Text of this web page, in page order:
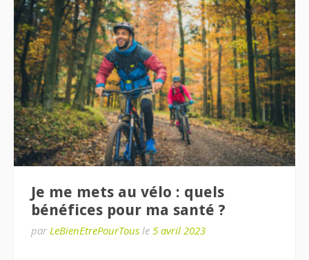
Je me mets au vélo : quels
bénéfices pour ma santé ?
par LeBienEtrePourTous le 5 avril 2023